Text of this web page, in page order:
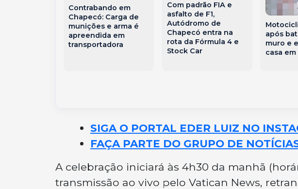
Contrabando em
Chapecó: Carga de
munições e arma é
apreendida em
transportadora
Com padrão FIA e
asfalto de F1,
Autódromo de
Chapecó entra na
rota da Fórmula 4 e
Stock Car
após
muro e
casa
SIGA O PORTAL EDER LUIZ NO
FAÇA PARTE DO GRUPO DE
A celebração iniciará às 4h30 da manhã
transmissão ao vivo pelo Vatican News,